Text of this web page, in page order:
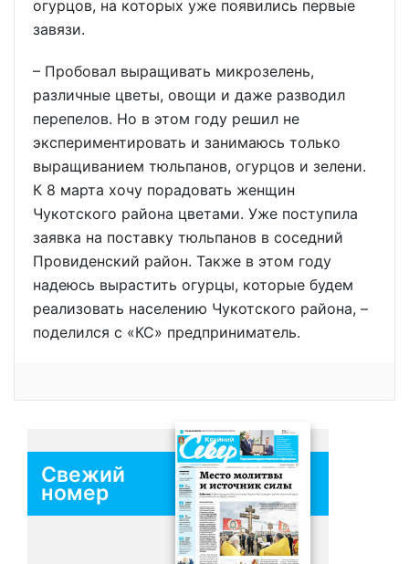
огурцов, на которых уже появились первые
завязи.
– Пробовал выращивать микрозелень,
различные цветы, овощи и даже разводил
перепелов. Но в этом году решил не
экспериментировать и занимаюсь только
выращиванием тюльпанов, огурцов и зелени.
К 8 марта хочу порадовать женщин
Чукотского района цветами. Уже поступила
заявка на поставку тюльпанов в соседний
Провиденский район. Также в этом году
надеюсь вырастить огурцы, которые будем
реализовать населению Чукотского района, –
поделился с «КС» предприниматель.
Свежий
номер